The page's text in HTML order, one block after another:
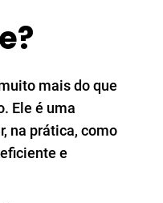
mais do que
Ele é uma
na prática, como
e